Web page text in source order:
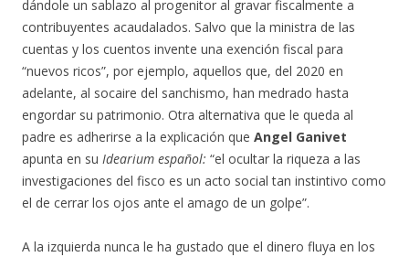
dándole un sablazo al progenitor al gravar fiscalmente a
contribuyentes acaudalados. Salvo que la ministra de las
cuentas y los cuentos invente una exención fiscal para
“nuevos ricos”, por ejemplo, aquellos que, del 2020 en
adelante, al socaire del sanchismo, han medrado hasta
engordar su patrimonio. Otra alternativa que le queda al
padre es adherirse a la explicación que Angel Ganivet
apunta en su Idearium español: “el ocultar la riqueza a las
investigaciones del fisco es un acto social tan instintivo como
el de cerrar los ojos ante el amago de un golpe”.
A la izquierda nunca le ha gustado que el dinero fluya en los